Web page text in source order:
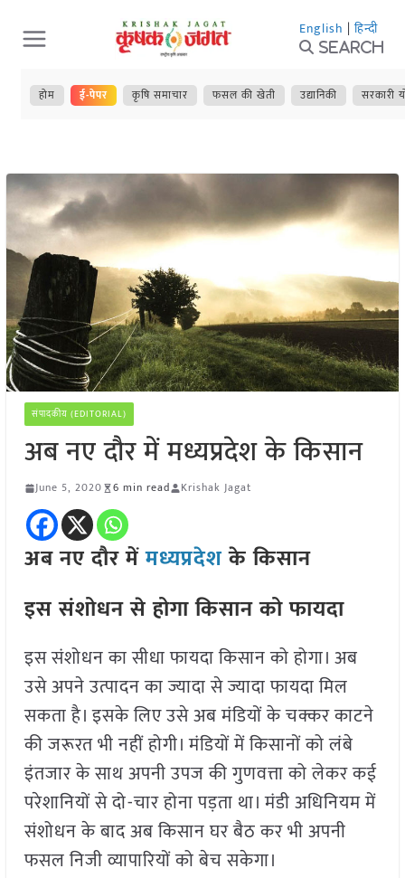
Skip
to
content
English | हिन्दी
Search
होम ई-पेपर कृषि समाचार फसल की खेती उद्यानिकी सरकारी
संपादकीय (EDITORIAL)
अब नए दौर में मध्यप्रदेश के किसान
June 5, 2020 6 min read Krishak Jagat
अब नए दौर मेंमध्यप्रदेशके किसान
इस संशोधन से होगा किसान को फायदा
इस संशोधन का सीधा फायदा किसान को होगा। अब
उसे अपने उत्पादन का ज्यादा से ज्यादा फायदा मिल
सकता है। इसके लिए उसे अब मंडियों के चक्कर काटने
की जरूरत भी नहीं होगी। मंडियों में किसानों को लंबे
इंतजार के साथ अपनी उपज की गुणवत्ता को लेकर कई
परेशानियों से दो-चार होना पड़ता था। मंडी अधिनियम में
संशोधन के बाद अब किसान घर बैठ कर भी अपनी
फसल निजी व्यापारियों को बेच सकेगा।